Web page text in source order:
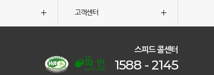
고객센터
스피드 콜센터
1588 - 2145